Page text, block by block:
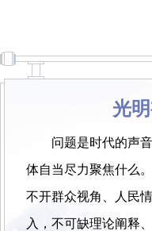
光
问题是时代的声
体自当尽力聚焦什么
不开群众视角、人民
入，不可缺理论阐释